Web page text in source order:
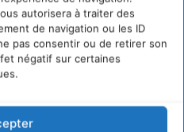
autorisera à traiter des
de navigation ou les ID
pas consentir ou de retirer son
négatif sur certaines
Transitions